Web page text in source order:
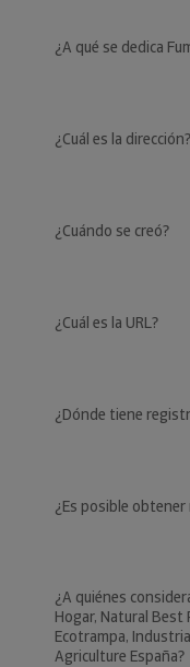
¿A qué se dedica
¿Cuál es la dirección?
¿Cuándo se creó?
¿Cuál es la URL?
¿Dónde tiene
¿Es posible
¿A quiénes
Hogar, Natural
Ecotrampa,
Agriculture España?